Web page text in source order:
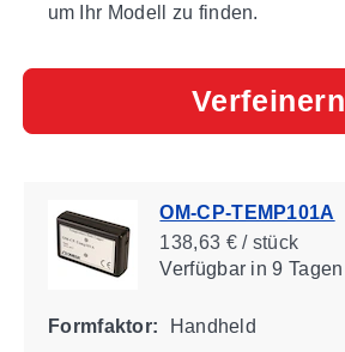
um Ihr Modell zu finden.
Verfeinern
OM-CP-TEMP101A
138,63 € / stück
Verfügbarin 9 Tagen
Formfaktor: Handheld